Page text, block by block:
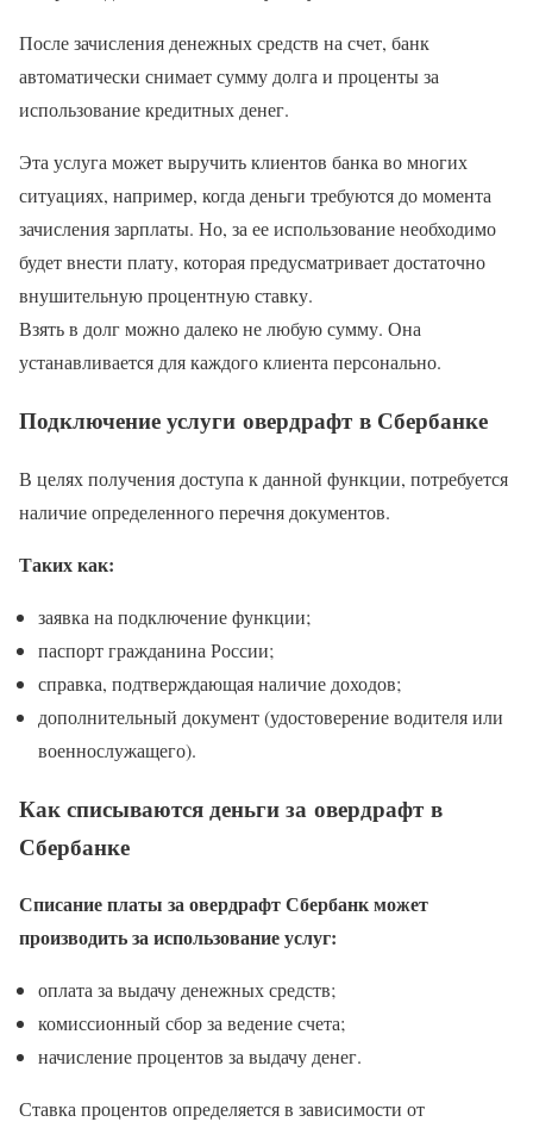
После зачисления денежных средств на счет, банк
автоматически снимает сумму долга и проценты за
использование кредитных денег.
Эта услуга может выручить клиентов банка во многих
ситуациях, например, когда деньги требуются до момента
зачисления зарплаты. Но, за ее использование необходимо
будет внести плату, которая предусматривает достаточно
внушительную процентную ставку.
Взять в долг можно далеко не любую сумму. Она
устанавливается для каждого клиента персонально.
Подключение услуги овердрафт в Сбербанке
В целях получения доступа к данной функции, потребуется
наличие определенного перечня документов.
Таких как:
заявка на подключение функции;
паспорт гражданина России;
справка, подтверждающая наличие доходов;
дополнительный документ (удостоверение водителя или
военнослужащего).
Как списываются деньги за овердрафт в
Сбербанке
Списание платы за овердрафт Сбербанк может
производить за использование услуг:
оплата за выдачу денежных средств;
комиссионный сбор за ведение счета;
начисление процентов за выдачу денег.
Ставка процентов определяется в зависимости от